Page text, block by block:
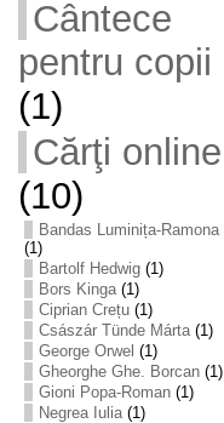
Cântece
pentru copii
(1)
Cărţi online
(10)
Bandas Luminița-Ramona
(1)
Bartolf Hedwig(1)
Bors Kinga(1)
Ciprian Crețu(1)
Császár Tünde Márta(1)
George Orwel (1)
Gheorghe Ghe. Borcan(1)
Gioni Popa-Roman(1)
Negrea Iulia(1)